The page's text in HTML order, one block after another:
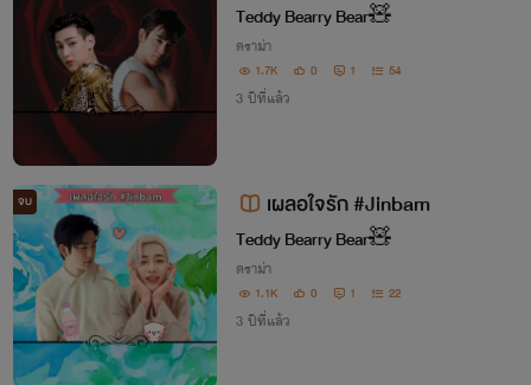
Teddy️ Bearry​ Bear​🧸
ดราม่า
1.7K 0 1 54
3 ปีที่แล้ว
จบ เผลอใจรัก #Jinbam
Teddy️ Bearry​ Bear​🧸
ดราม่า
1.1K 0 1 22
3 ปีที่แล้ว